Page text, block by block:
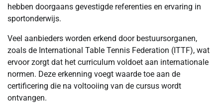
hebben doorgaans gevestigde referenties en ervaring in
sportonderwijs.
Veel aanbieders worden erkend door bestuursorganen,
zoals de International Table Tennis Federation (ITTF), wat
ervoor zorgt dat het curriculum voldoet aan internationale
normen. Deze erkenning voegt waarde toe aan de
certificering die na voltooiing van de cursus wordt
ontvangen.